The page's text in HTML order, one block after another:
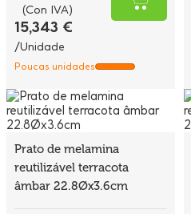
(Con IVA)
15,343 €
/Unidade
Poucas unidades
Prato de melamina
reutilizável terracota
âmbar 22.8Øx3.6cm